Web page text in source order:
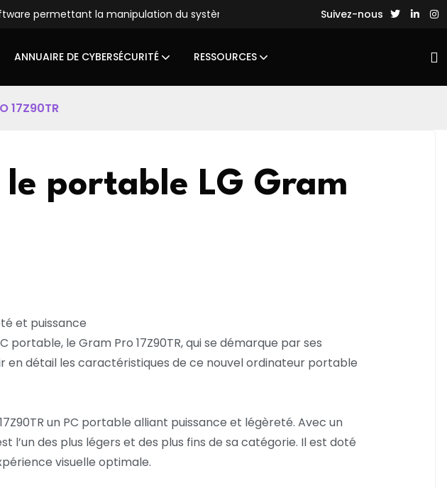
permettant la manipulation du système de fichiers Des hackers chinois
Suivez-nous
ANNUAIRE DE CYBERSÉCURITÉ RESSOURCES
17Z90TR
portable LG Gram
et puissance
le Gram Pro 17Z90TR, qui se démarque par ses
détail les caractéristiques de ce nouvel ordinateur portable
un PC portable alliant puissance et légèreté. Avec un
l’un des plus légers et des plus fins de sa catégorie. Il est doté
visuelle optimale.